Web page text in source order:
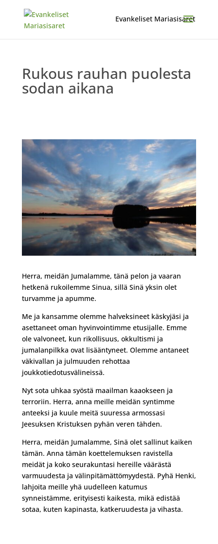
Rukous rauhan puolesta
sodan aikana
Herra, meidän Jumalamme, tänä pelon ja vaaran
hetkenä rukoilemme Sinua, sillä Sinä yksin olet
turvamme ja apumme.
Me ja kansamme olemme halveksineet käskyjäsi ja
asettaneet oman hyvinvointimme etusijalle. Emme
ole valvoneet, kun rikollisuus, okkultismi ja
jumalanpilkka ovat lisääntyneet. Olemme antaneet
väkivallan ja julmuuden rehottaa
joukkotiedotusvälineissä.
Nyt sota uhkaa syöstä maailman kaaokseen ja
terroriin. Herra, anna meille meidän syntimme
anteeksi ja kuule meitä suuressa armossasi
Jeesuksen Kristuksen pyhän veren tähden.
Herra, meidän Jumalamme, Sinä olet sallinut kaiken
tämän. Anna tämän koettelemuksen ravistella
meidät ja koko seurakuntasi hereille väärästä
varmuudesta ja välinpitämättömyydestä. Pyhä Henki,
lahjoita meille yhä uudelleen katumus
synneistämme, erityisesti kaikesta, mikä edistää
sotaa, kuten kapinasta, katkeruudesta ja vihasta.